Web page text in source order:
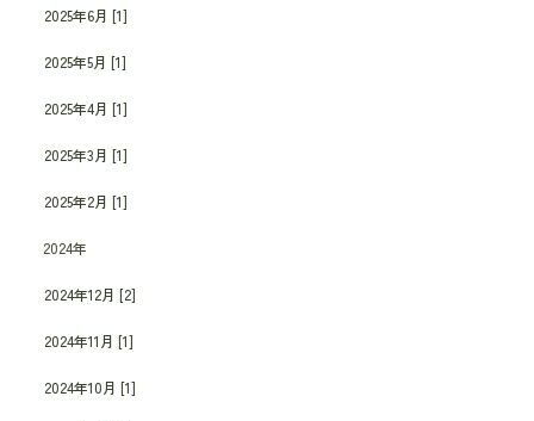
2025年6月 [1]
2025年5月 [1]
2025年4月 [1]
2025年3月 [1]
2025年2月 [1]
2024年
2024年12月 [2]
2024年11月 [1]
2024年10月 [1]